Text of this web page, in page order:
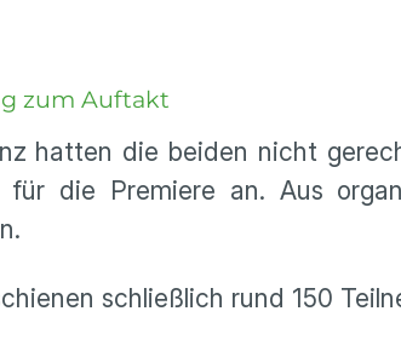
zum Auftakt
hatten die beiden nicht
für die Premiere an. Aus
schließlich rund 150